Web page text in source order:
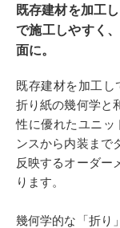
すまいリング
Q＆A
既存建材を加工
で施工しやすく
面に。
既存建材を加工し
折り紙の幾何学と
性に優れたユニッ
ンスから内装まで
反映するオーダー
ります。
幾何学的な「折り